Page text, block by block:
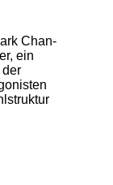
Chan-
ein
der